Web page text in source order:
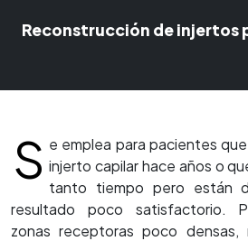
Reconstrucción de injertos
S e emplea para pacientes
injerto capilar hace años o
tanto tiempo pero están
resultado poco satisfactorio.
zonas receptoras poco densas,